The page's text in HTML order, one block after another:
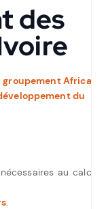
des
groupement Africa
du
au calcul
.